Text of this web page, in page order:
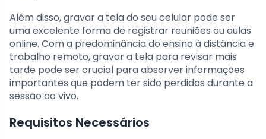
Além disso, gravar a tela do seu celular pode ser
uma excelente forma de registrar reuniões ou aulas
online. Com a predominância do ensino à distância e
trabalho remoto, gravar a tela para revisar mais
tarde pode ser crucial para absorver informações
importantes que podem ter sido perdidas durante a
sessão ao vivo.
Requisitos Necessários